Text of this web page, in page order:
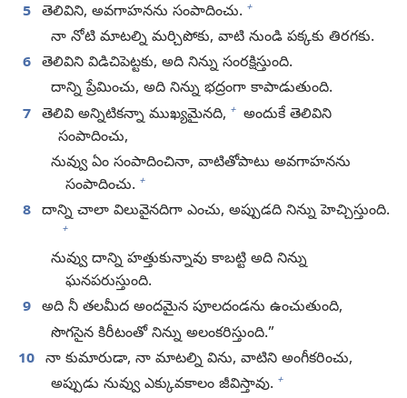
5 తెలివిని, అవగాహనను సంపాదించు. +
నా నోటి మాటల్ని మర్చిపోకు, వాటి నుండి పక్కకు తిరగకు.
6 తెలివిని విడిచిపెట్టకు, అది నిన్ను సంరక్షిస్తుంది.
దాన్ని ప్రేమించు, అది నిన్ను భద్రంగా కాపాడుతుంది.
7 తెలివి అన్నిటికన్నా ముఖ్యమైనది, + అందుకే తెలివిని
సంపాదించు,
నువ్వు ఏం సంపాదించినా, వాటితోపాటు అవగాహనను
సంపాదించు. +
8 దాన్ని చాలా విలువైనదిగా ఎంచు, అప్పుడది నిన్ను హెచ్చిస్తుంది.
+
నువ్వు దాన్ని హత్తుకున్నావు కాబట్టి అది నిన్ను
ఘనపరుస్తుంది.
9 అది నీ తలమీద అందమైన పూలదండను ఉంచుతుంది,
సొగసైన కిరీటంతో నిన్ను అలంకరిస్తుంది.”
10 నా కుమారుడా, నా మాటల్ని విను, వాటిని అంగీకరించు,
అప్పుడు నువ్వు ఎక్కువకాలం జీవిస్తావు. +